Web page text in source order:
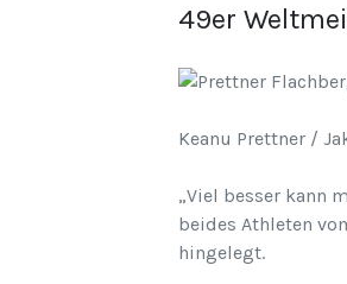
49er
Keanu Prettner /
„Viel besser kann
beides Athleten
hingelegt.